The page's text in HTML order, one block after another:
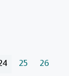
25
26